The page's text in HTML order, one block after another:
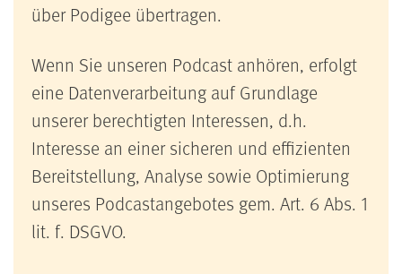
über Podigee übertragen.
Wenn Sie unseren Podcast anhören, erfolgt
eine Datenverarbeitung auf Grundlage
unserer berechtigten Interessen, d.h.
Interesse an einer sicheren und effizienten
Bereitstellung, Analyse sowie Optimierung
unseres Podcastangebotes gem. Art. 6 Abs. 1
lit. f. DSGVO.